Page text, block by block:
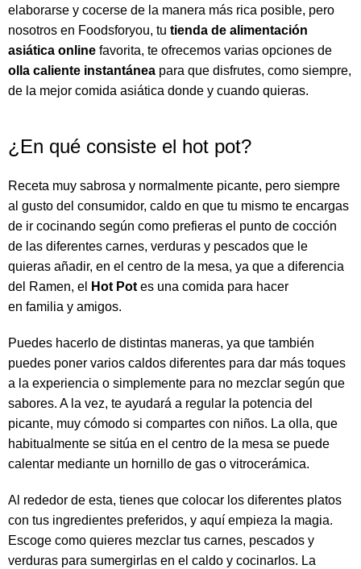
elaborarse y cocerse de la manera más rica posible, pero
nosotros en Foodsforyou, tu tienda de alimentación
asiática online favorita, te ofrecemos varias opciones de
olla caliente instantánea para que disfrutes, como siempre,
de la mejor comida asiática donde y cuando quieras.
¿En qué consiste el hot pot?
Receta muy sabrosa y normalmente picante, pero siempre
al gusto del consumidor, caldo en que tu mismo te encargas
de ir cocinando según como prefieras el punto de cocción
de las diferentes carnes, verduras y pescados que le
quieras añadir, en el centro de la mesa, ya que a diferencia
del Ramen, el
Hot Pot es una comida para hacer
en familia y amigos.
Puedes hacerlo de distintas maneras, ya que también
puedes poner varios caldos diferentes para dar más toques
a la experiencia o simplemente para no mezclar según que
sabores. A la vez, te ayudará a regular la potencia del
picante, muy cómodo si compartes con niños. La olla, que
habitualmente se sitúa en el centro de la mesa se puede
calentar mediante un hornillo de gas o vitrocerámica.
Al rededor de esta, tienes que colocar los diferentes platos
con tus ingredientes preferidos, y aquí empieza la magia.
Escoge como quieres mezclar tus carnes, pescados y
verduras para sumergirlas en el caldo y cocinarlos. La